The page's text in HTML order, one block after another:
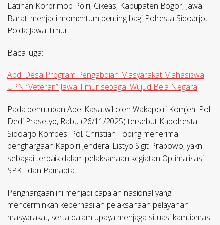
Latihan Korbrimob Polri, Cikeas, Kabupaten Bogor, Jawa
Barat, menjadi momentum penting bagi Polresta Sidoarjo,
Polda Jawa Timur.
Baca juga:
Abdi Desa Program Pengabdian Masyarakat Mahasiswa
UPN “Veteran” Jawa Timur sebagai Wujud Bela Negara
Pada penutupan Apel Kasatwil oleh Wakapolri Komjen. Pol.
Dedi Prasetyo, Rabu (26/11/2025) tersebut Kapolresta
Sidoarjo Kombes. Pol. Christian Tobing menerima
penghargaan Kapolri Jenderal Listyo Sigit Prabowo, yakni
sebagai terbaik dalam pelaksanaan kegiatan Optimalisasi
SPKT dan Pamapta.
Penghargaan ini menjadi capaian nasional yang
mencerminkan keberhasilan pelaksanaan pelayanan
masyarakat, serta dalam upaya menjaga situasi kamtibmas